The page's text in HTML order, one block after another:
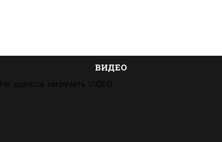
ВИДЕО
Не удалось загрузить VIQEO